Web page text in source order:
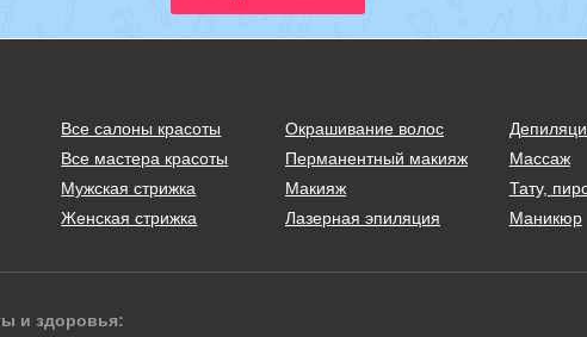
Все салоны красоты
Все мастера красоты
Мужская стрижка
Женская стрижка
Окрашивание волос
Перманентный макияж
Макияж
Лазерная эпиляция
Массаж
Тату,
Маникюр
и здоровья: